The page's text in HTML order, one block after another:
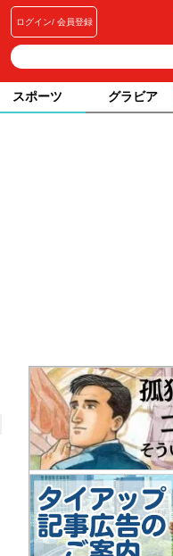
ログイン 会員登録
スポーツ グラビア